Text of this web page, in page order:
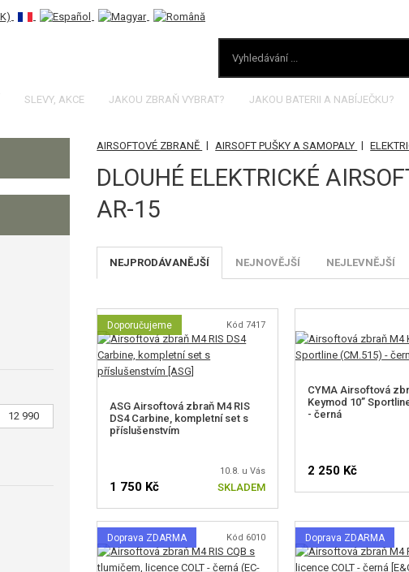
SLEVY, AKCE JAKOU ZBRAŇ VYBRAT? JAKOU BATERII A NABÍJEČKU?
AIRSOFTOVÉ ZBRANĚ | AIRSOFT PUŠKY A SAMOPALY |
DLOUHÉ ELEKTRICKÉ
AR-15
NEJPRODÁVANĚJŠÍ NEJNOVĚJŠÍ NEJLEVNĚJŠÍ
Doporučujeme Kód 7417
ASG Airsoftová zbraň M4 RIS
DS4 Carbine, kompletní set s
příslušenstvím
10.8. u Vás
1 750 Kč SKLADEM
CYMA Airsoftová
Keymod 10”
- černá
2 250 Kč
Doprava ZDARMA Kód 6010 Doprava ZDARMA